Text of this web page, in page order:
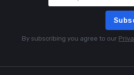
By subscribing you agree to our